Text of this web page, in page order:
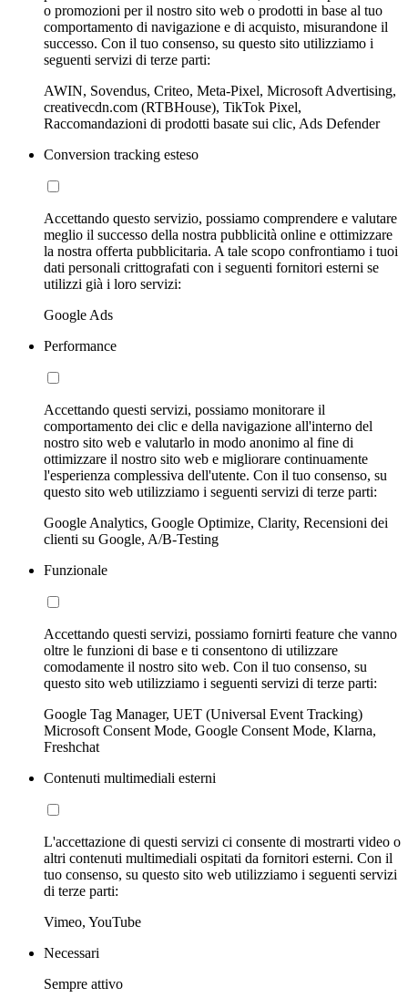
o promozioni per il nostro sito web o prodotti in base al tuo
comportamento di navigazione e di acquisto, misurandone il
successo. Con il tuo consenso, su questo sito utilizziamo i
seguenti servizi di terze parti:
AWIN, Sovendus, Criteo, Meta-Pixel, Microsoft Advertising,
creativecdn.com (RTBHouse), TikTok Pixel,
Raccomandazioni di prodotti basate sui clic, Ads Defender
Conversion tracking esteso
Accettando questo servizio, possiamo comprendere e valutare
meglio il successo della nostra pubblicità online e ottimizzare
la nostra offerta pubblicitaria. A tale scopo confrontiamo i tuoi
dati personali crittografati con i seguenti fornitori esterni se
utilizzi già i loro servizi:
Google Ads
Performance
Accettando questi servizi, possiamo monitorare il
comportamento dei clic e della navigazione all'interno del
nostro sito web e valutarlo in modo anonimo al fine di
ottimizzare il nostro sito web e migliorare continuamente
l'esperienza complessiva dell'utente. Con il tuo consenso, su
questo sito web utilizziamo i seguenti servizi di terze parti:
Google Analytics, Google Optimize, Clarity, Recensioni dei
clienti su Google, A/B-Testing
Funzionale
Accettando questi servizi, possiamo fornirti feature che vanno
oltre le funzioni di base e ti consentono di utilizzare
comodamente il nostro sito web. Con il tuo consenso, su
questo sito web utilizziamo i seguenti servizi di terze parti:
Google Tag Manager, UET (Universal Event Tracking)
Microsoft Consent Mode, Google Consent Mode, Klarna,
Freshchat
Contenuti multimediali esterni
L'accettazione di questi servizi ci consente di mostrarti video o
altri contenuti multimediali ospitati da fornitori esterni. Con il
tuo consenso, su questo sito web utilizziamo i seguenti servizi
di terze parti:
Vimeo, YouTube
Necessari
Sempre attivo